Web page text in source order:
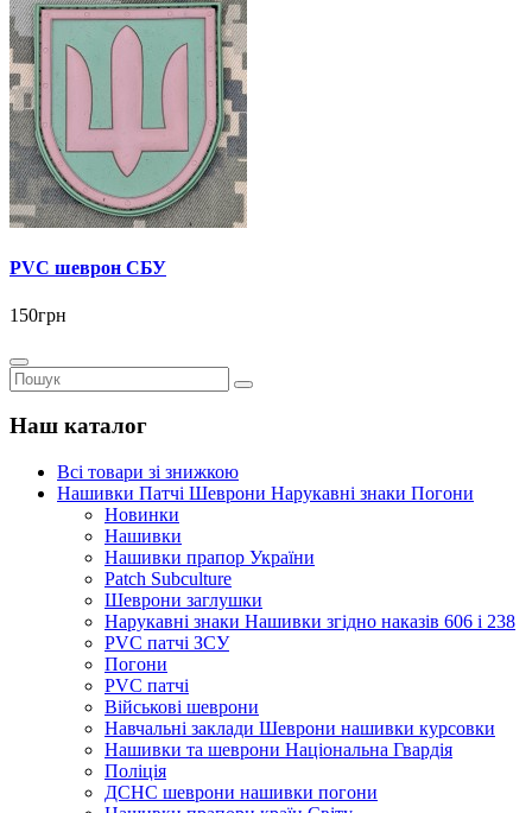
PVC шеврон СБУ
150грн
Наш каталог
Всі товари зі знижкою
Нашивки Патчі Шеврони Нарукавні знаки Погони
Новинки
Нашивки
Нашивки прапор України
Рatch Subculture
Шеврони заглушки
Нарукавні знаки Нашивки згідно наказів 606 і 238
PVC патчі ЗСУ
Погони
PVC патчі
Військові шеврони
Навчальні заклади Шеврони нашивки курсовки
Нашивки та шеврони Національна Гвардія
Поліція
ДСНС шеврони нашивки погони